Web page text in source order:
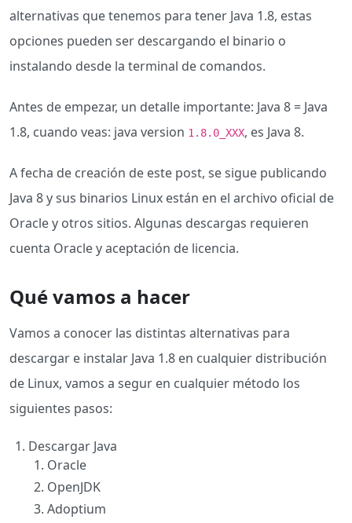
alternativas que tenemos para tener Java 1.8, estas
opciones pueden ser descargando el binario o
instalando desde la terminal de comandos.
Antes de empezar, un detalle importante: Java 8 = Java
1.8, cuando veas: java version 1.8.0_XXX, es Java 8.
A fecha de creación de este post, se sigue publicando
Java 8 y sus binarios Linux están en el archivo oficial de
Oracle y otros sitios. Algunas descargas requieren
cuenta Oracle y aceptación de licencia.
Qué vamos a hacer
Vamos a conocer las distintas alternativas para
descargar e instalar Java 1.8 en cualquier distribución
de Linux, vamos a segur en cualquier método los
siguientes pasos:
Descargar Java
Oracle
OpenJDK
Adoptium